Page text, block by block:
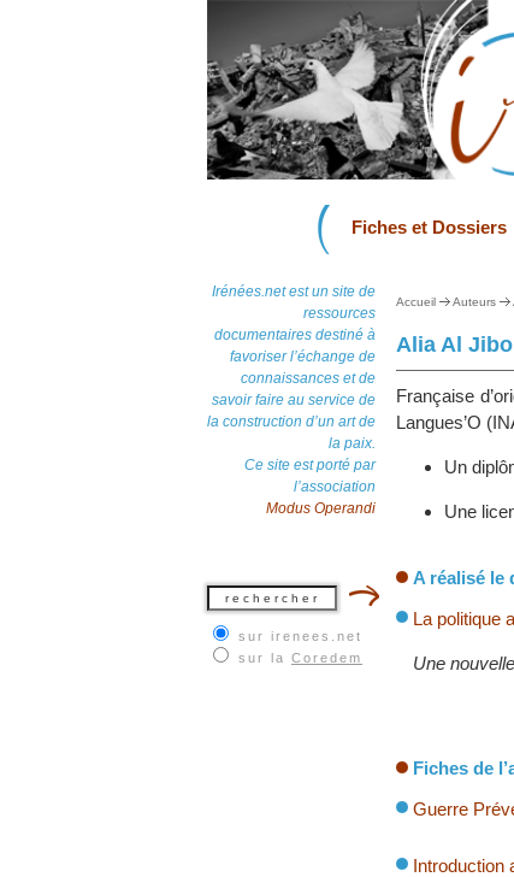
Fiches et Dossiers
Irénées.net est un site de
ressources
documentaires destiné à
favoriser l’échange de
connaissances et de
savoir faire au service de
la construction d’un art de
la paix.
Ce site est porté par
l’association
Modus Operandi
sur irenees.net
sur la Coredem
Accueil Auteurs
Alia Al
Française
Langues’O
Un
Une
A réalisé le
La politique
Une
Fiches de
Guerre
Introduction